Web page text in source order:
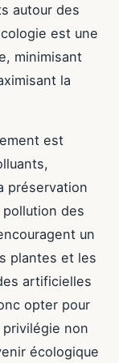
autour des
est une
minimisant
la
est
préservation
des
un
plantes et les
artificielles
opter pour
non
écologique